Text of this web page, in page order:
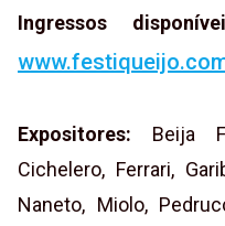
Ingressos
Expositores: Beija
Cichelero, Ferrari,
Naneto, Miolo,